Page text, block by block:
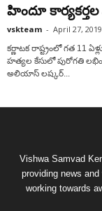
హిందూ
vskteam - April 27, 2019
కర్ణాటక రాష్ట్రంలో గత 11
హత్యల కేసులో పురోగతి
అలియాస్ లష్కర్...
Vishwa Samvad
providing news
working towards